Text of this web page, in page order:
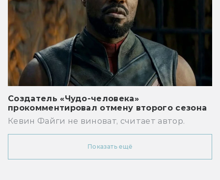
Создатель «Чудо-человека»
прокомментировал отмену второго сезона
Кевин Файги не виноват, считает автор.
Показать ещё